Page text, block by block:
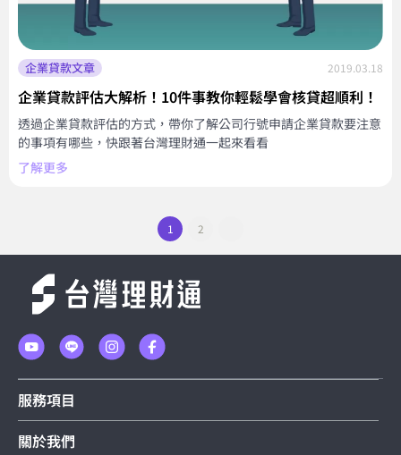
企業貸款文章 2019.03.18
企業貸款評估大解析！10件事教你輕鬆學會核貸超順利！
透過企業貸款評估的方式，帶你了解公司行號申請企業貸款要注意
的事項有哪些，快跟著台灣理財通一起來看看
了解更多
1 2
服務項目
關於我們